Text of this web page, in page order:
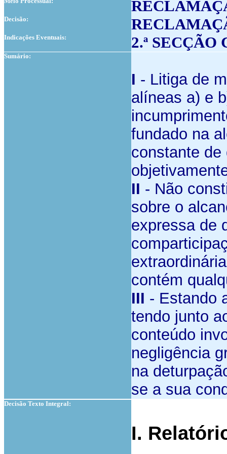
Decisão:
Indicações Eventuais: 2.ª SECÇÃO
Sumário:
I - Litiga de
alíneas a) e
fundado na
constante
II - Não
sobre o
expressa de
contém
III - Estando
tendo junto
conteúdo
negligência
na
se a sua
Decisão Texto Integral:
I.